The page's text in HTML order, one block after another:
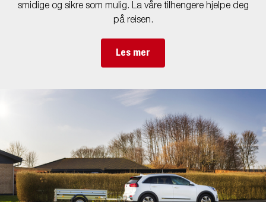
smidige og sikre som mulig. La våre tilhengere hjelpe deg
på reisen.
Les mer